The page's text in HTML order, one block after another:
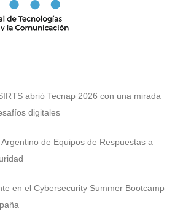
abrió Tecnap 2026 con una mirada
digitales
de Equipos de Respuestas a
en el Cybersecurity Summer Bootcamp